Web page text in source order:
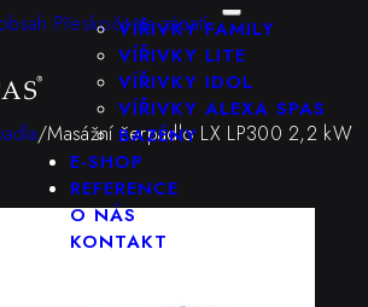
Přeskočit na zápatí
VÍŘIVKY FAMILY
VÍŘIVKY LITE
VÍŘIVKY IDOL
VÍŘIVKY ALEXA SPAS
BAZÉNY
E-SHOP
REFERENCE
O NÁS
KONTAKT
/Masážní čerpadlo LX LP300 2,2 kW